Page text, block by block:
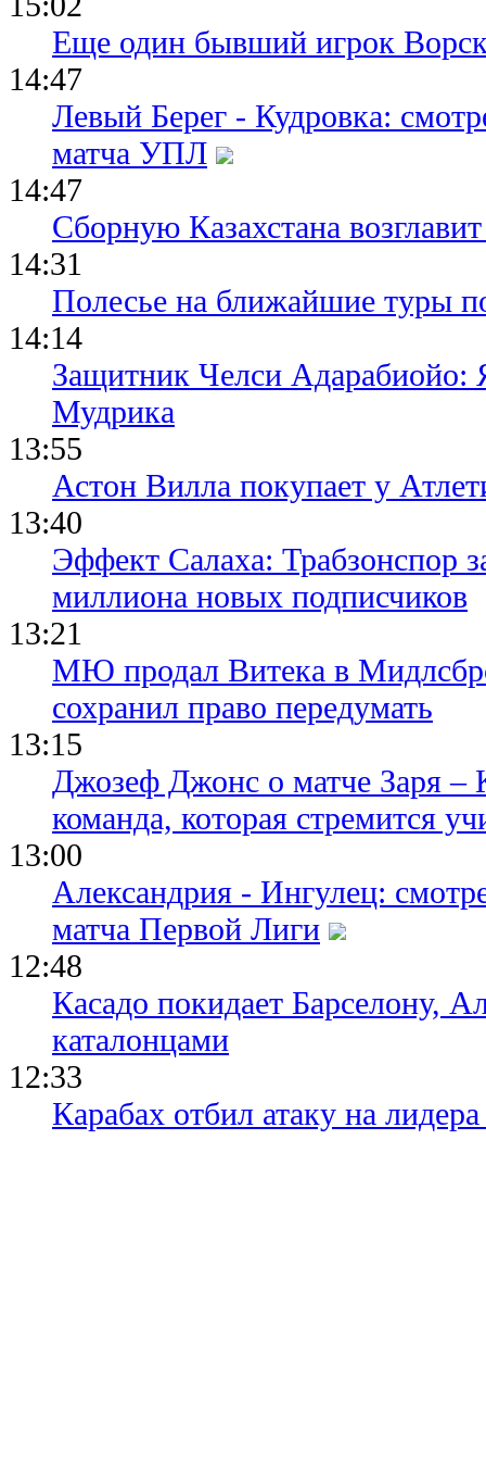
Еще один бывший игрок
14:47
Левый Берег - Кудровка:
матча УПЛ
14:47
Сборную Казахстана
14:31
Полесье на ближайшие туры
14:14
Защитник Челси Адарабиойо:
Мудрика
13:55
Астон Вилла покупает у
13:40
Эффект Салаха: Трабзонспор
миллиона новых подписчиков
13:21
МЮ продал Витека в
сохранил право передумать
13:15
Джозеф Джонс о матче Заря
команда, которая стремится
13:00
Александрия - Ингулец:
матча Первой Лиги
12:48
Касадо покидает Барселону,
каталонцами
12:33
Карабах отбил атаку на